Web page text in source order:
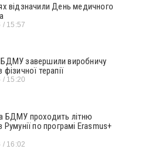
відзначили День медичного
15:57
завершили виробничу
фізичної терапії
15:20
БДМУ проходить літню
Румунії по програмі Erasmus+
16:02